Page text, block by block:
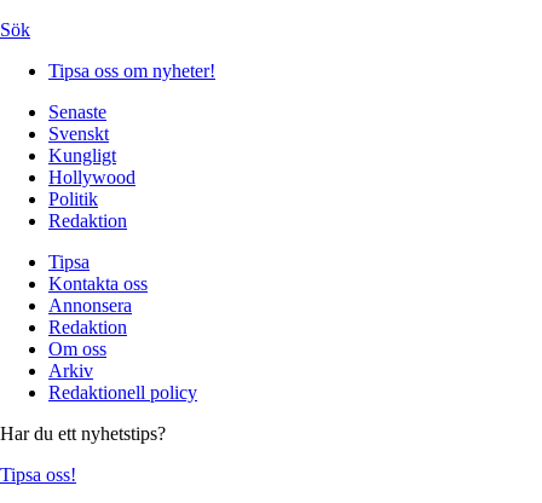
Sök
Tipsa oss om nyheter!
Senaste
Svenskt
Kungligt
Hollywood
Politik
Redaktion
Tipsa
Kontakta oss
Annonsera
Redaktion
Om oss
Arkiv
Redaktionell policy
Har du ett nyhetstips?
Tipsa oss!